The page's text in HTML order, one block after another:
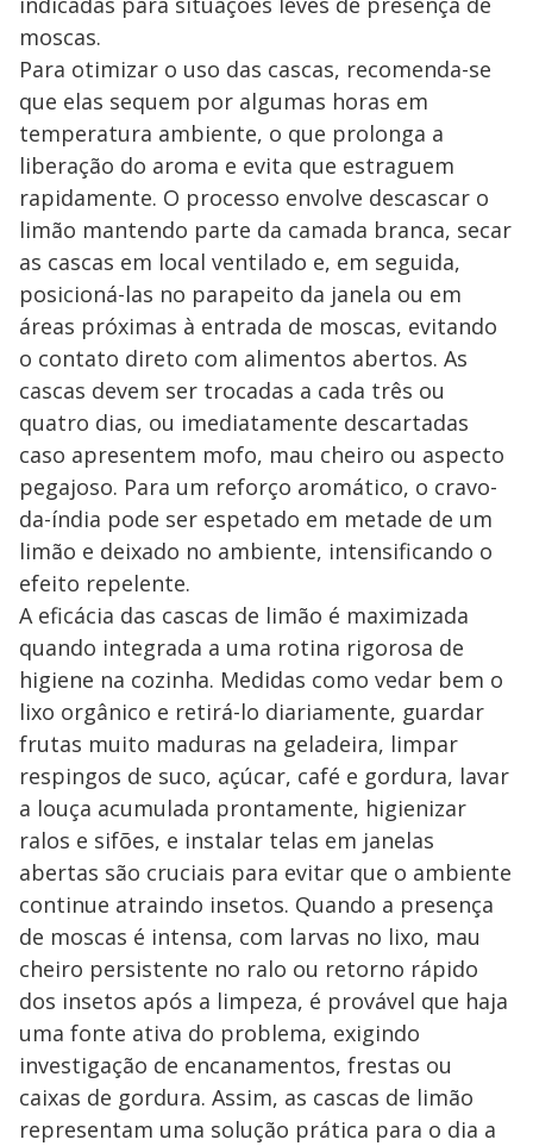
moscas.
Para otimizar o uso das cascas, recomenda-se
que elas sequem por algumas horas em
temperatura ambiente, o que prolonga a
liberação do aroma e evita que estraguem
rapidamente. O processo envolve descascar o
limão mantendo parte da camada branca, secar
as cascas em local ventilado e, em seguida,
posicioná-las no parapeito da janela ou em
áreas próximas à entrada de moscas, evitando
o contato direto com alimentos abertos. As
cascas devem ser trocadas a cada três ou
quatro dias, ou imediatamente descartadas
caso apresentem mofo, mau cheiro ou aspecto
pegajoso. Para um reforço aromático, o cravo-
da-índia pode ser espetado em metade de um
limão e deixado no ambiente, intensificando o
efeito repelente.
A eficácia das cascas de limão é maximizada
quando integrada a uma rotina rigorosa de
higiene na cozinha. Medidas como vedar bem o
lixo orgânico e retirá-lo diariamente, guardar
frutas muito maduras na geladeira, limpar
respingos de suco, açúcar, café e gordura, lavar
a louça acumulada prontamente, higienizar
ralos e sifões, e instalar telas em janelas
abertas são cruciais para evitar que o ambiente
continue atraindo insetos. Quando a presença
de moscas é intensa, com larvas no lixo, mau
cheiro persistente no ralo ou retorno rápido
dos insetos após a limpeza, é provável que haja
uma fonte ativa do problema, exigindo
investigação de encanamentos, frestas ou
caixas de gordura. Assim, as cascas de limão
representam uma solução prática para o dia a